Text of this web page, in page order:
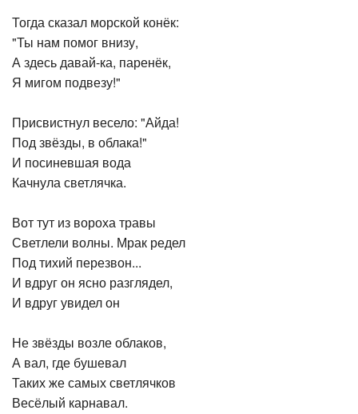
Тогда сказал морской конёк:
"Ты нам помог внизу,
А здесь давай-ка, паренёк,
Я мигом подвезу!"
Присвистнул весело: "Айда!
Под звёзды, в облака!"
И посиневшая вода
Качнула светлячка.
Вот тут из вороха травы
Светлели волны. Мрак редел
Под тихий перезвон...
И вдруг он ясно разглядел,
И вдруг увидел он
Не звёзды возле облаков,
А вал, где бушевал
Таких же самых светлячков
Весёлый карнавал.